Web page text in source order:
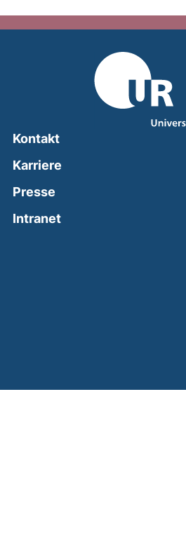
Kontakt
Karriere
Presse
Intranet(external link, opens